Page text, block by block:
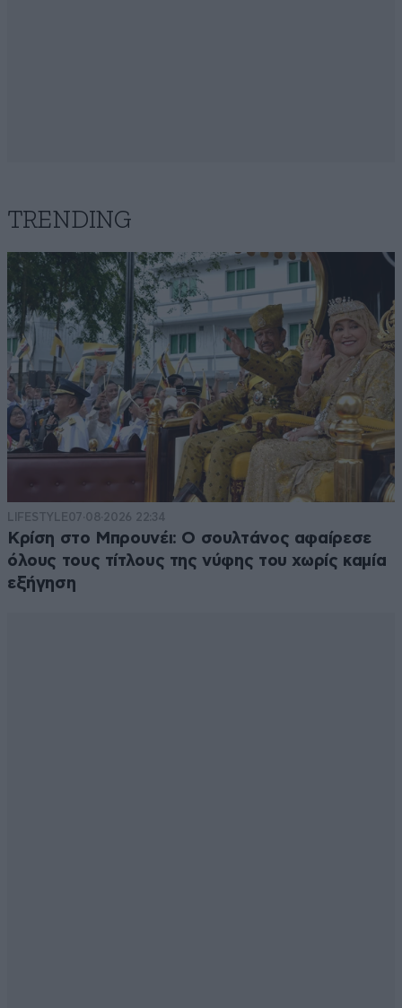
TRENDING
LIFESTYLE07·08·2026 22:34
Κρίση στο Μπρουνέι: Ο σουλτάνος αφαίρεσε
όλους τους τίτλους της νύφης του χωρίς καμία
εξήγηση